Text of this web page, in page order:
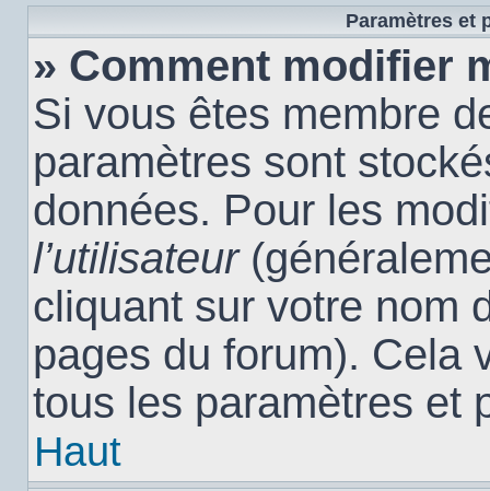
Paramètres et
» Comment modifier
Si vous êtes membre
paramètres sont
données. Pour les
l’utilisateur
cliquant sur votre nom
pages du forum). Cela
tous les paramètres et
Haut